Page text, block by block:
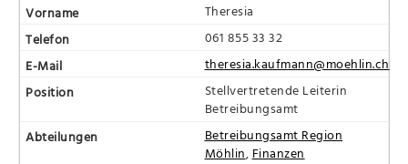
Theresia
061 855 33 32
theresia.kaufmann@moehlin.ch
Stellvertretende Leiterin
Betreibungsamt
Betreibungsamt Region
Möhlin, Finanzen